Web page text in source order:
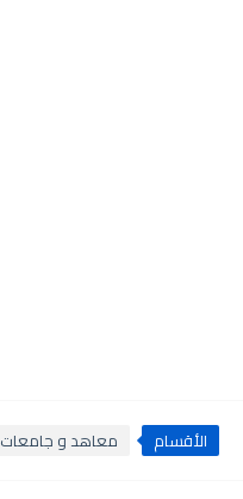
الأقسام معاهد و جامعات